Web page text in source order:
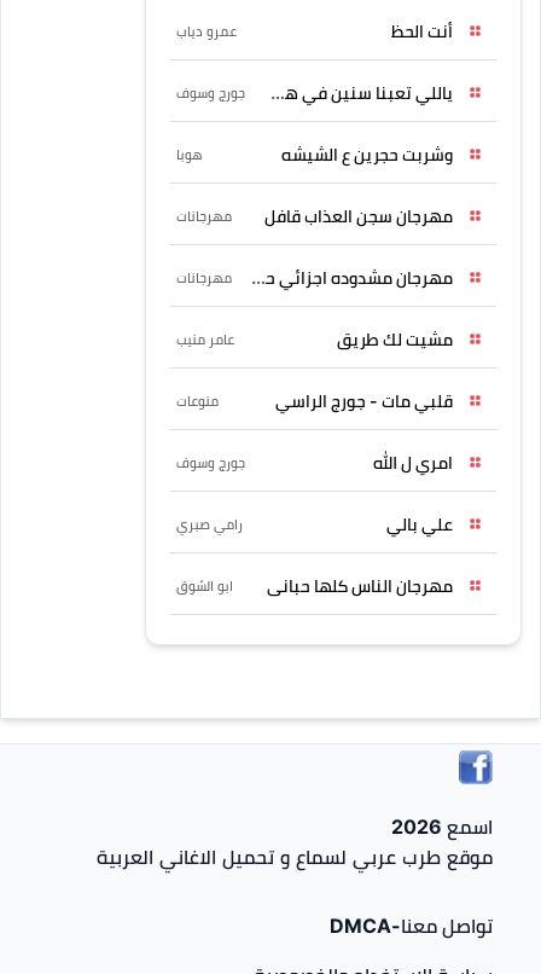
أنت الحظ عمرو دياب
ياللي تعبنا سنين في هواه جورج وسوف
وشربت حجرين ع الشيشه هوبا
مهرجان سجن العذاب قافل مهرجانات
مهرجان مشدوده اجزائي حربونى مهرجانات
مشيت لك طريق عامر منيب
قلبي مات - جورج الراسي منوعات
امري ل الله جورج وسوف
علي بالي رامي صبري
مهرجان الناس كلها حبانى ابو الشوق
اسمع 2026
موقع طرب عربي لسماع و تحميل الاغاني العربية
تواصل معنا-DMCA